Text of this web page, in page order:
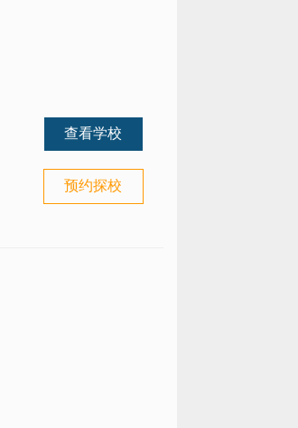
查看学校
预约探校